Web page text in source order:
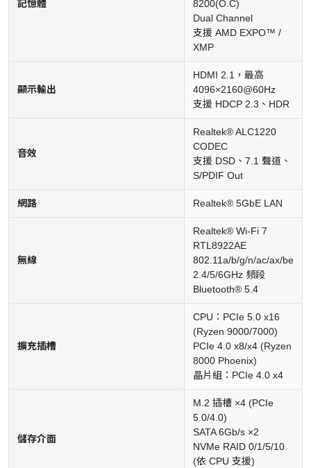
記憶體
8200(O.C)
Dual Channel
支援 AMD EXPO™ /
XMP
顯示輸出
HDMI 2.1，最高
4096×2160@60Hz
支援 HDCP 2.3、HDR
音效
Realtek® ALC1220
CODEC
支援 DSD、7.1 聲道、
S/PDIF Out
網路 Realtek® 5GbE LAN
無線
Realtek® Wi-Fi 7
RTL8922AE
802.11a/b/g/n/ac/ax/be
2.4/5/6GHz 頻段
Bluetooth® 5.4
擴充插槽
CPU：PCIe 5.0 x16
(Ryzen 9000/7000)
PCIe 4.0 x8/x4 (Ryzen
8000 Phoenix)
晶片組：PCIe 4.0 x4
儲存介面
M.2 插槽 ×4 (PCIe
5.0/4.0)
SATA 6Gb/s ×2
NVMe RAID 0/1/5/10
(依 CPU 支援)